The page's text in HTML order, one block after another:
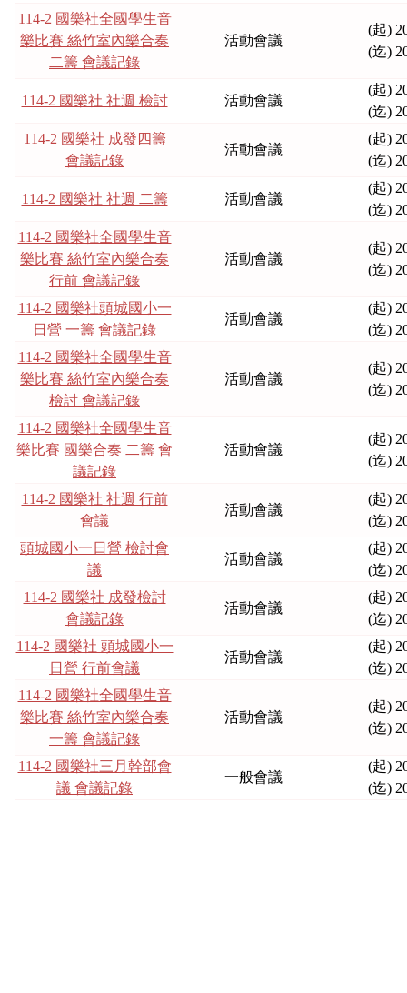
114-2 國樂社全國學生音
樂比賽 絲竹室內樂合奏
二籌 會議記錄
活動會議
(起)
(迄)
114-2 國樂社 社週 檢討 活動會議
(起)
(迄)
114-2 國樂社 成發四籌
會議記錄
活動會議
(起)
(迄)
114-2 國樂社 社週 二籌 活動會議
(起)
(迄)
114-2 國樂社全國學生音
樂比賽 絲竹室內樂合奏
行前 會議記錄
活動會議
(起)
(迄)
114-2 國樂社頭城國小一
日營 一籌 會議記錄
活動會議
(起)
(迄)
114-2 國樂社全國學生音
樂比賽 絲竹室內樂合奏
檢討 會議記錄
活動會議
(起)
(迄)
114-2 國樂社全國學生音
樂比賽 國樂合奏 二籌 會
議記錄
活動會議
(起)
(迄)
114-2 國樂社 社週 行前
會議
活動會議
(起)
(迄)
頭城國小一日營 檢討會
議
活動會議
(起)
(迄)
114-2 國樂社 成發檢討
會議記錄
活動會議
(起)
(迄)
114-2 國樂社 頭城國小一
日營 行前會議
活動會議
(起)
(迄)
114-2 國樂社全國學生音
樂比賽 絲竹室內樂合奏
一籌 會議記錄
活動會議
(起)
(迄)
114-2 國樂社三月幹部會
議 會議記錄
一般會議
(起)
(迄)